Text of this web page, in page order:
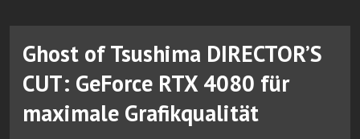
Ghost of Tsushima DIRECTOR’S
CUT: GeForce RTX 4080 für
maximale Grafikqualität